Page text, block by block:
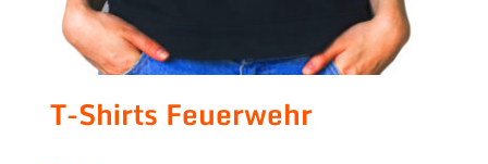
T-Shirts Feuerwehr